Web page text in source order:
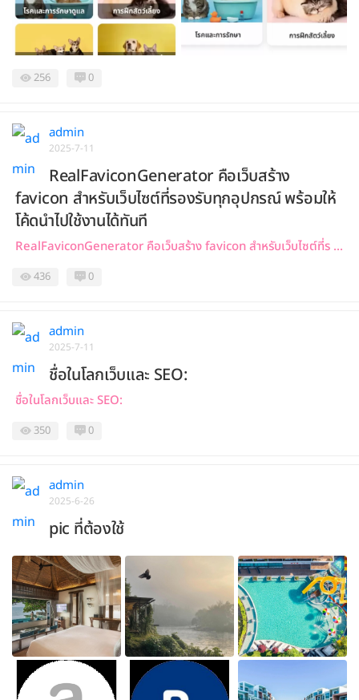
256 0
admin
2025-7-11
RealFaviconGenerator คือเว็บสร้าง
favicon สำหรับเว็บไซต์ที่รองรับทุกอุปกรณ์ พร้อมให้
โค้ดนำไปใช้งานได้ทันที
RealFaviconGenerator คือเว็บสร้าง favicon สำหรับเว็บไซต์ที่ร ...
436 0
admin
2025-7-11
ชื่อในโลกเว็บและ SEO:
ชื่อในโลกเว็บและ SEO:
350 0
admin
2025-6-26
pic ที่ต้องใช้